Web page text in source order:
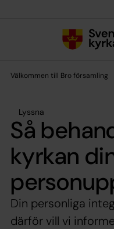
Välkommen till Bro församling
Lyssna
Så
kyrkan
Din personliga
därför vill vi